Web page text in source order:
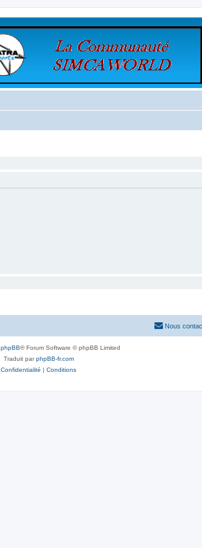
Nous
phpBB® Forum Software © phpBB Limited
Traduit parphpBB-fr.com
Confidentialité | Conditions